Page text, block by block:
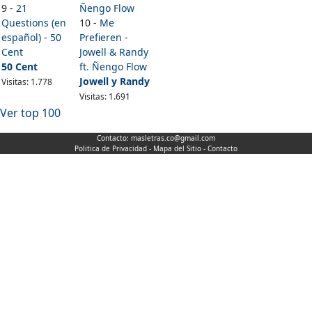
9 - 21
Questions (en
español) - 50
Cent
50 Cent
Visitas: 1.778
10 - Me
Prefieren -
Jowell & Randy
ft. Ñengo Flow
Jowell y Randy
Visitas: 1.691
Ver top 100
Contacto: masletras.co@gmail.com
Politica de Privacidad - Mapa del Sitio - Contacto